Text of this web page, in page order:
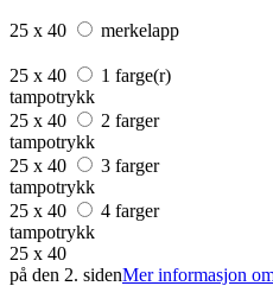
25 x 40 merkelapp
25 x 40
1 farge(r)
tampotrykk
25 x 40
2 farger
tampotrykk
25 x 40
3 farger
tampotrykk
25 x 40
4 farger
tampotrykk
25 x 40
på den 2. sidenMer informasjon